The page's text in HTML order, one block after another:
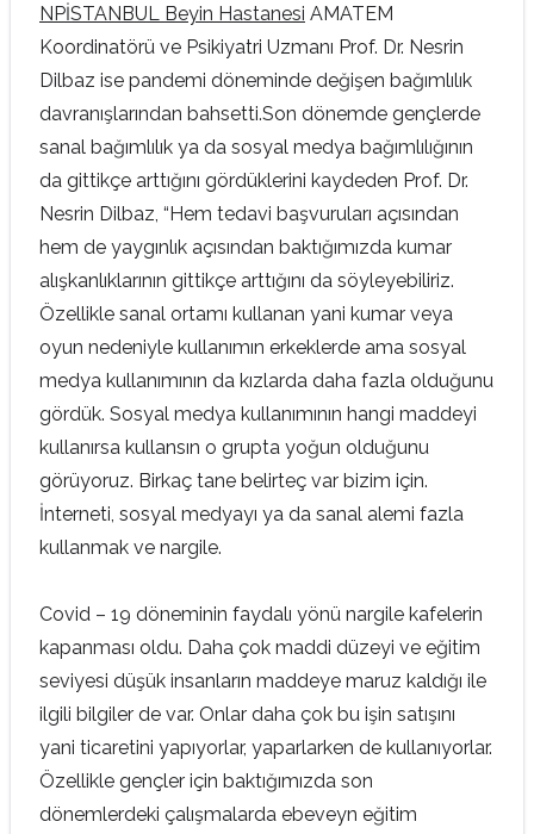
NPİSTANBUL Beyin Hastanesi AMATEM
Koordinatörü ve Psikiyatri Uzmanı Prof. Dr. Nesrin
Dilbaz ise pandemi döneminde değişen bağımlılık
davranışlarından bahsetti.Son dönemde gençlerde
sanal bağımlılık ya da sosyal medya bağımlılığının
da gittikçe arttığını gördüklerini kaydeden Prof. Dr.
Nesrin Dilbaz, “Hem tedavi başvuruları açısından
hem de yaygınlık açısından baktığımızda kumar
alışkanlıklarının gittikçe arttığını da söyleyebiliriz.
Özellikle sanal ortamı kullanan yani kumar veya
oyun nedeniyle kullanımın erkeklerde ama sosyal
medya kullanımının da kızlarda daha fazla olduğunu
gördük. Sosyal medya kullanımının hangi maddeyi
kullanırsa kullansın o grupta yoğun olduğunu
görüyoruz. Birkaç tane belirteç var bizim için.
İnterneti, sosyal medyayı ya da sanal alemi fazla
kullanmak ve nargile.
Covid – 19 döneminin faydalı yönü nargile kafelerin
kapanması oldu. Daha çok maddi düzeyi ve eğitim
seviyesi düşük insanların maddeye maruz kaldığı ile
ilgili bilgiler de var. Onlar daha çok bu işin satışını
yani ticaretini yapıyorlar, yaparlarken de kullanıyorlar.
Özellikle gençler için baktığımızda son
dönemlerdeki çalışmalarda ebeveyn eğitim